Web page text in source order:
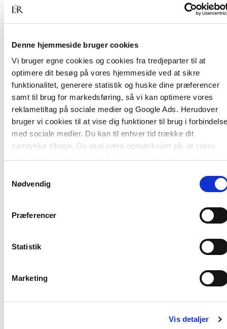
Denne hjemmeside bruger cookies
Vi bruger egne cookies og cookies fra tredjeparter til at
optimere dit besøg på vores hjemmeside ved at sikre
funktionalitet, generere statistik og huske dine præferencer
samt til brug for markedsføring, så vi kan optimere vores
reklametiltag på sociale medier og Google Ads. Herudover
bruger vi cookies til at vise dig funktioner til brug i
med sociale medier. Du kan til enhver tid trække dit
samtykke tilbage. Du skal være opmærksom på, at vores
Nødvendig
Præferencer
Statistik
Marketing
Vis detaljer
didaktiske tilgange
V: Samarbejde om inkluderende indsatser
Bogens bidragydere er alle fagligt engagerede
inden for det specialpædagogiske felt gennem
forskning, undervisning og andre former for
professionelt arbejde:
Henriette Blomgren, Louise Bøttcher, Bo Hejlskov
Elvén, Tine Basse Fisker, Anne Vibeke Fleischer,
Käte From, Lotte Hedegaard-Sørensen, Bjørn F.
Hamre, Søren Hertz, Charlotte Højholt, Bente
Kjeldbjerg Bro, Ole Løw, Mette Molbæk, Merete
Maja Røn-Larsen, Else Skibsted, Helle Bundgaard
Svendsen og Anne Søndberg.